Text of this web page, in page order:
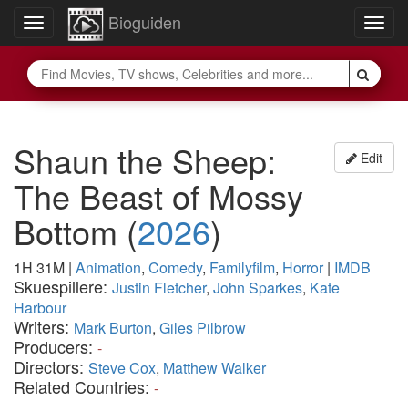
Toggle
navigation
Bioguiden
Edit
Shaun the Sheep:
The Beast of Mossy
Bottom (2026)
1H 31M | Animation, Comedy, Familyfilm, Horror| IMDB
Skuespillere: Justin Fletcher, John Sparkes, Kate
Harbour
Writers: Mark Burton, Giles Pilbrow
Producers: -
Directors: Steve Cox, Matthew Walker
Related Countries: -